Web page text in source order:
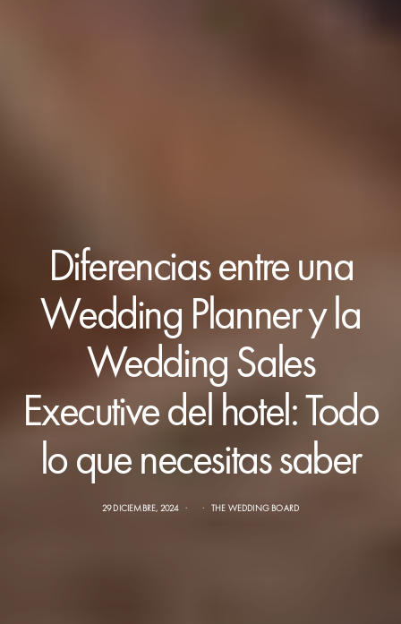
Diferencias entre una
Wedding Planner y la
Wedding Sales
Executive del hotel: Todo
lo que necesitas saber
29 DICIEMBRE, 2024 THE WEDDING BOARD